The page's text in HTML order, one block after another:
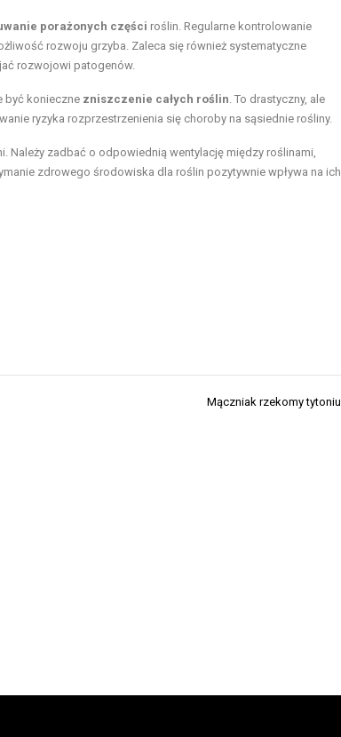
porażonych części roślin. Regularne kontrolowanie
rozwoju grzyba. Zaleca się również systematyczne
rozwojowi patogenów.
być konieczne zniszczenie całych roślin . To drastyczny, ale
ryzyka rozprzestrzenienia się choroby na sąsiednie rośliny.
Należy zadbać o odpowiednią wentylację między roślinami,
zdrowego środowiska dla roślin pozytywnie wpływa na ich
Mączniak rzekomy tytoniu